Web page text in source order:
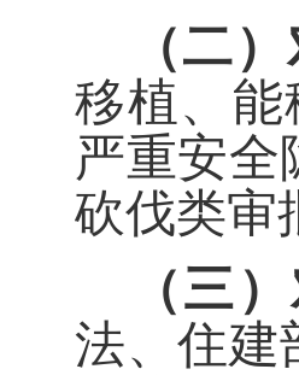
（二
移植、
严重安全
砍伐类审
（三
法、住建